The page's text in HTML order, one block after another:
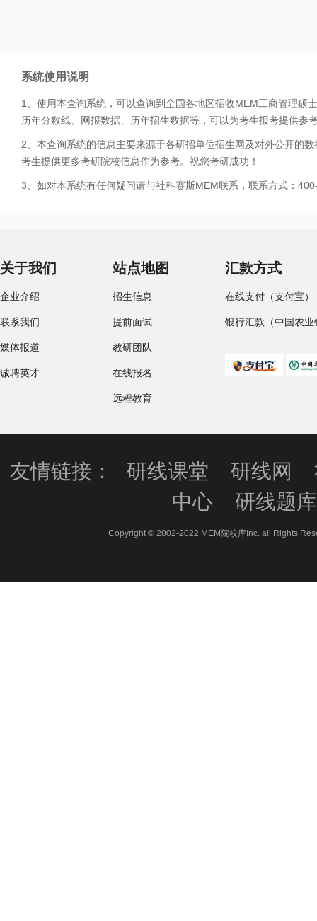
系统使用说明
1、使用本查询系统，可以查询到全国各地区招收MEM工商管理硕
历年分数线、网报数据、历年招生数据等，可以为考生报考提供参
2、本查询系统的信息主要来源于各研招单位招生网及对外公开的
考生提供更多考研院校信息作为参考。祝您考研成功！
3、如对本系统有任何疑问请与社科赛斯MEM联系，联系方式：
关于我们
企业介绍
联系我们
媒体报道
诚聘英才
站点地图
招生信息
提前面试
教研团队
在线报名
远程教育
汇款方式
在线支付（支付宝）
银行汇款（中国农业
友情链接： 研线课堂 研线网
中心
研线题库
Copyright © 2002-2022 MEM院校库Inc. all Rights